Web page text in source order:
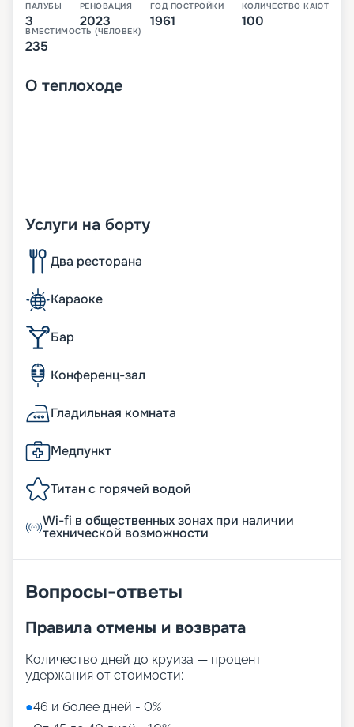
ПАЛУБЫ
3
РЕНОВАЦИЯ
2023
ГОД ПОСТРОЙКИ
1961
КОЛИЧЕСТВО КАЮТ
100
ВМЕСТИМОСТЬ (ЧЕЛОВЕК)
235
О теплоходе
Услуги на борту
Два ресторана
Караоке
Бар
Конференц-зал
Гладильная комната
Медпункт
Титан с горячей водой
Wi-fi в общественных зонах при наличии
технической возможности
Вопросы-ответы
Правила отмены и возврата
Количество дней до круиза — процент
удержания от стоимости:
●46 и более дней - 0%